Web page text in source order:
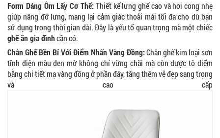
Form Dáng Ôm Lấy Cơ Thể:Thiết kế lưng ghế cao và hơi cong nhẹ
giúp nâng đỡ lưng, mang lại cảm giác thoải mái tối đa cho dù bạn
sử dụng trong thời gian dài. Đây là yếu tố quan trọng mà một chiếc
ghế ăn gia đìnhcần có.
Chân Ghế Bền Bỉ Với Điểm Nhấn Vàng Đồng:Chân ghế kim loại sơn
tĩnh điện màu đen mờ không chỉ vững chãi mà còn được tô điểm
bằng chi tiết mạ vàng đồng ở phần đáy, tăng thêm vẻ đẹp sang trọng
và cao cấp